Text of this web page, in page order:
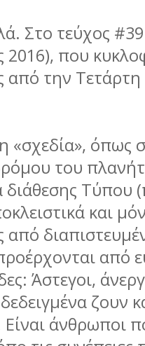
Στο τεύχος #39
2016), που
την Τετάρτη
«σχεδία», όπως
του
Τύπου
και
από
Άστεγοι,
ζουν
Είναι άνθρωποι